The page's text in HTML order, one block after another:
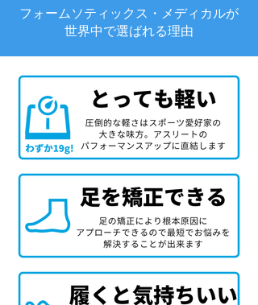
フォームソティックス・メディカルが
世界中で選ばれる理由